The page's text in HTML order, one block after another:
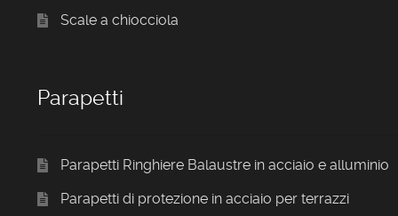
Scale a chiocciola
Parapetti
Parapetti Ringhiere Balaustre in acciaio e alluminio
Parapetti di protezione in acciaio per terrazzi